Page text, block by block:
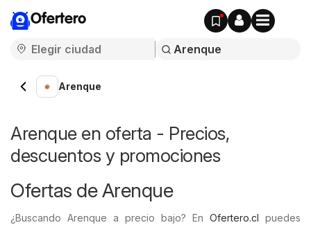
Ofertero
Arenque
Arenque en oferta - Precios,
descuentos y promociones
Ofertas de Arenque
¿Buscando Arenque a precio bajo? En Ofertero.cl puedes